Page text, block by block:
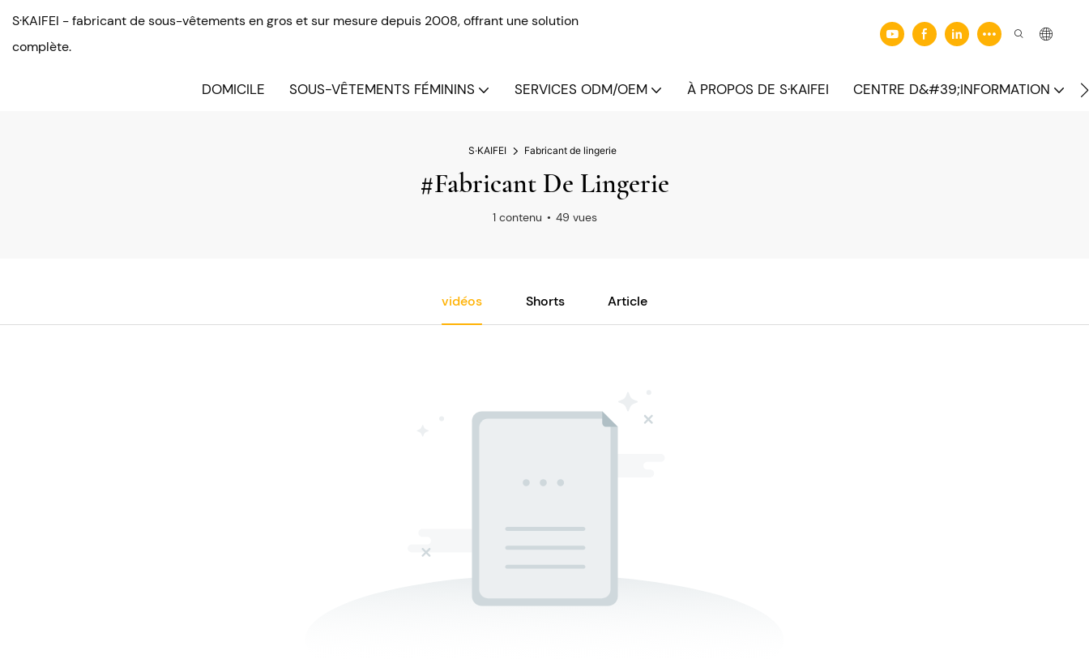
S·KAIFEI - fabricant de sous-vêtements en gros et sur mesure depuis 2008, offrant une solution
complète.
DOMICILE SOUS-VÊTEMENTS FÉMININS SERVICES ODM/OEM À PROPOS DE S·KAIFEI CENTRE D&#39;INFORMATION
S·KAIFEI Fabricant de lingerie
#Fabricant De Lingerie
1 contenu 49 vues
vidéos Shorts Article